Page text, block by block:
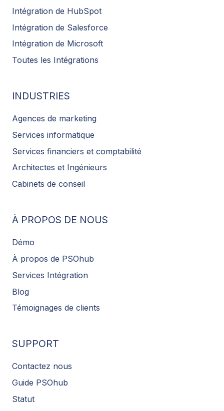
Intégration de HubSpot
Intégration de Salesforce
Intégration de Microsoft
Toutes les Intégrations
INDUSTRIES
Agences de marketing
Services informatique
Services financiers et comptabilité
Architectes et Ingénieurs
Cabinets de conseil
À PROPOS DE NOUS
Démo
À propos de PSOhub
Services Intégration
Blog
Témoignages de clients
SUPPORT
Contactez nous
Guide PSOhub
Statut